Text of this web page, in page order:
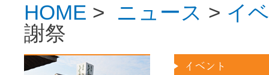
HOME > ニュース > イ
謝祭